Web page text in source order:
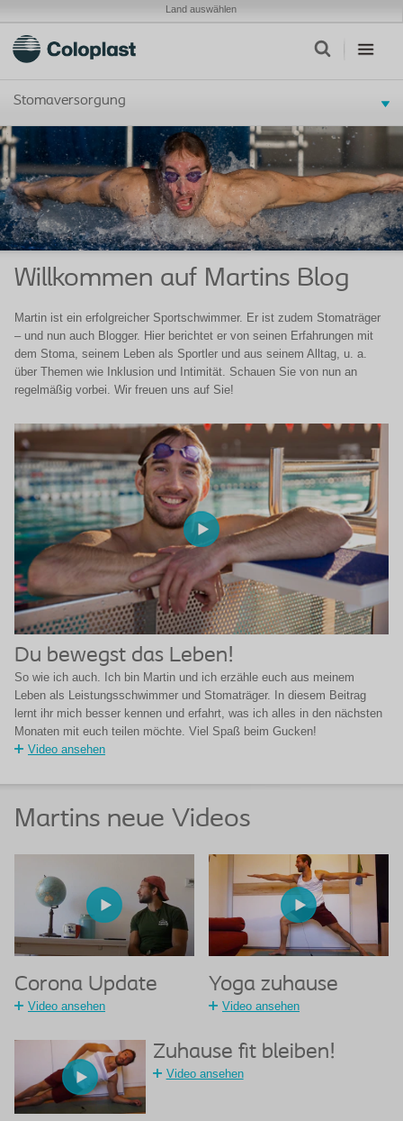
Land auswählen
Stomaversorgung
Willkommen auf Martins Blog
Martin ist ein erfolgreicher Sportschwimmer. Er ist zudem Stomaträger
– und nun auch Blogger. Hier berichtet er von seinen Erfahrungen mit
dem Stoma, seinem Leben als Sportler und aus seinem Alltag, u. a.
über Themen wie Inklusion und Intimität. Schauen Sie von nun an
regelmäßig vorbei. Wir freuen uns auf Sie!
Du bewegst das Leben!
So wie ich auch. Ich bin Martin und ich erzähle euch aus meinem
Leben als Leistungsschwimmer und Stomaträger. In diesem Beitrag
lernt ihr mich besser kennen und erfahrt, was ich alles in den nächsten
Monaten mit euch teilen möchte. Viel Spaß beim Gucken!
Video ansehen
Martins neue Videos
Corona Update
Video ansehen
Yoga zuhause
Video ansehen
Zuhause fit bleiben!
Video ansehen